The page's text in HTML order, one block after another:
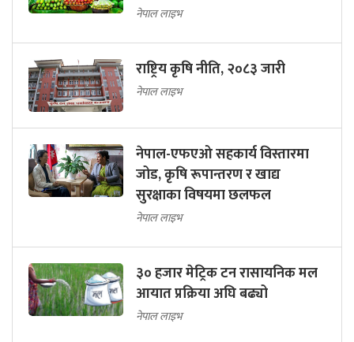
नेपाल लाइभ
राष्ट्रिय कृषि नीति, २०८३ जारी
नेपाल लाइभ
नेपाल-एफएओ सहकार्य विस्तारमा
जोड, कृषि रूपान्तरण र खाद्य
सुरक्षाका विषयमा छलफल
नेपाल लाइभ
३० हजार मेट्रिक टन रासायनिक मल
आयात प्रक्रिया अघि बढ्यो
नेपाल लाइभ